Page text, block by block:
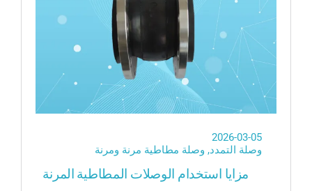
Flexible joint
Rubber bellow coupling
Rubber bellows pipe
2026-03-05
وصلة التمدد, وصلة مطاطية مرنة ومرنة
مزايا استخدام الوصلات المطاطية المرنة